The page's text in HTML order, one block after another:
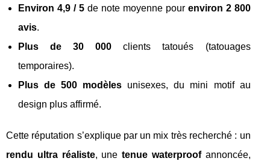
Environ 4,9 / 5de note moyenne pour environ 2 800
avis.
Plus de 30 000 clients tatoués (tatouages
temporaires).
Plus de 500 modèles unisexes, du mini motif au
design plus affirmé.
Cette réputation s’explique par un mix très recherché : un
rendu ultra réaliste, unetenue waterproofannoncée,